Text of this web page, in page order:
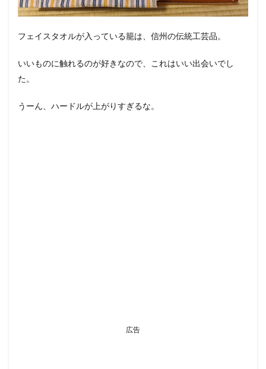
フェイスタオルが入っている籠は、信州の伝統工芸品。
いいものに触れるのが好きなので、これはいい出会いでし
た。
うーん、ハードルが上がりすぎるな。
広告